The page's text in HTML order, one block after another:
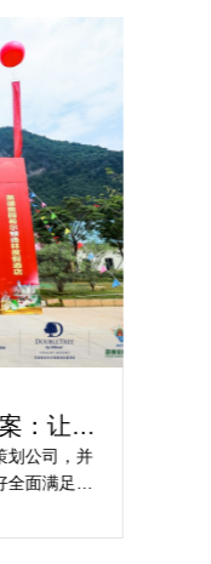
：让你
划公司，并
面满足我
线上活动开